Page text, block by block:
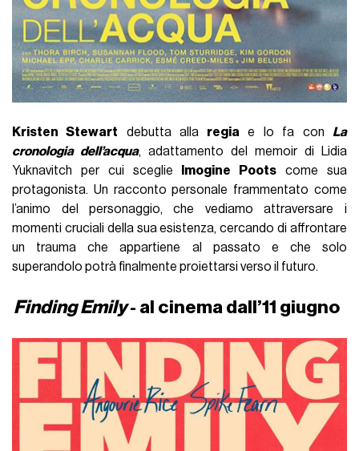
Kristen Stewart debutta alla regia e lo fa con La
cronologia dell’acqua, adattamento del memoir di Lidia
Yuknavitch per cui sceglie
Imogine Poots come sua
protagonista. Un racconto personale frammentato come
l’animo del personaggio, che vediamo attraversare i
momenti cruciali della sua esistenza, cercando di affrontare
un trauma che appartiene al passato e che solo
superandolo potrà finalmente proiettarsi verso il futuro.
Finding Emily- al cinema dall’11 giugno